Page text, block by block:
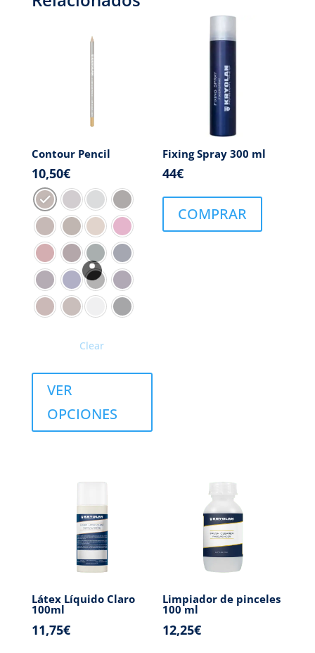
Contour Pencil
10,50€
Clear
VER
OPCIONES
Fixing Spray 300 ml
44€
COMPRAR
Látex Líquido Claro
100ml
11,75€
Limpiador de pinceles
100 ml
12,25€